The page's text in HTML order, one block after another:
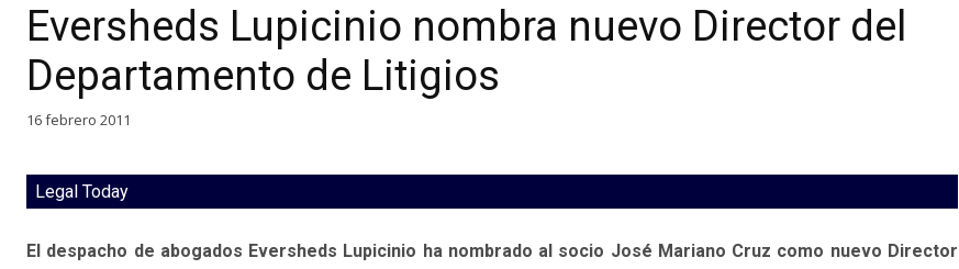
Eversheds Lupicinio nombra nuevo Director del
Departamento de Litigios
16 febrero 2011
Legal Today
El despacho de abogados Eversheds Lupicinio ha nombrado al socio José Mariano Cruz como nuevo Director